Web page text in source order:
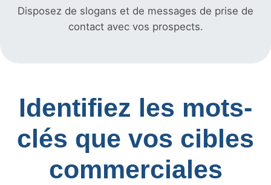
Disposez de slogans et de messages de prise de
contact avec vos prospects.
Identifiez les mots-
clés que vos cibles
commerciales